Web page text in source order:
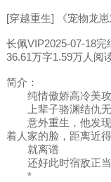
[穿越重生] 《宠物龙
长佩VIP2025-07-18完
36.61万字1.59万人阅
简介：
纯情傲娇高冷美攻
上辈子骆渊结仇无
意外重生，他发现
着人家的脸，距离近
就离谱
还好此时宿敌正当
*